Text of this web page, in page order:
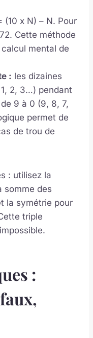
(10 x N) – N. Pour
Cette méthode
mental de
: les dizaines
2, 3…) pendant
9 à 0 (9, 8, 7,
permet de
de trou de
: utilisez la
somme des
la symétrie pour
triple
: